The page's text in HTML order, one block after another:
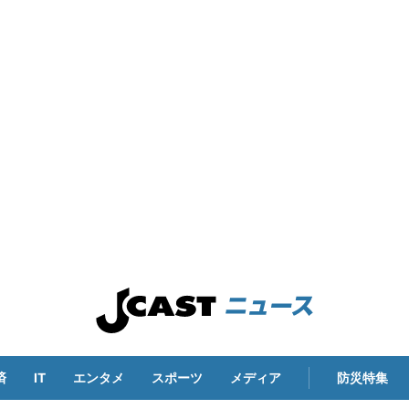
IT エンタメ スポーツ メディア 防災特集